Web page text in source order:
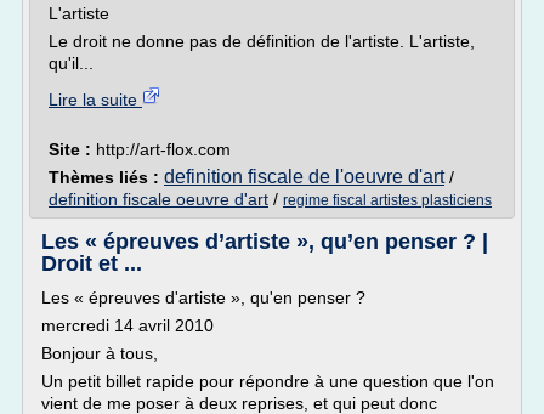
L'artiste
Le droit ne donne pas de définition de l'artiste. L'artiste,
qu'il...
Lire la suite
Site : http://art-flox.com
Thèmes liés : definition fiscale de l'oeuvre d'art/
definition fiscale oeuvre d'art / regime fiscal artistes plasticiens
Les « épreuves d’artiste », qu’en penser ? |
Droit et ...
Les « épreuves d'artiste », qu'en penser ?
mercredi 14 avril 2010
Bonjour à tous,
Un petit billet rapide pour répondre à une question que l'on
vient de me poser à deux reprises, et qui peut donc